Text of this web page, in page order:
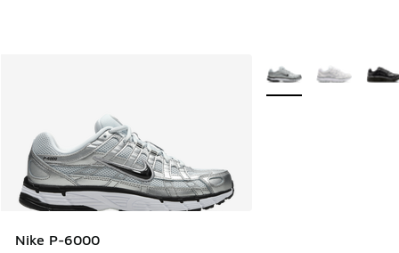
Nike P-6000
Plus de couleurs